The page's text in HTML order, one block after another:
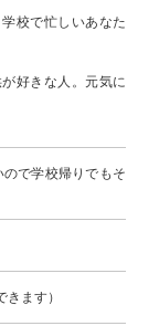
校で忙しいあなた
好きな人。元気に
で学校帰りでもそ
ます）